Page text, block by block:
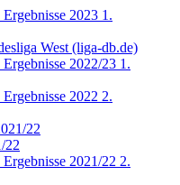
2023 1.
West (liga-db.de)
2022/23 1.
2022 2.
22
22
2021/22 2.